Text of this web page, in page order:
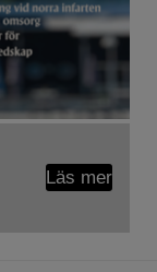
Läs mer